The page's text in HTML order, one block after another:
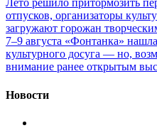
Лето решило притормозить
отпусков, организаторы
загружают горожан
7–9 августа «Фонтанка»
культурного досуга — но,
внимание ранее открытым
Новости